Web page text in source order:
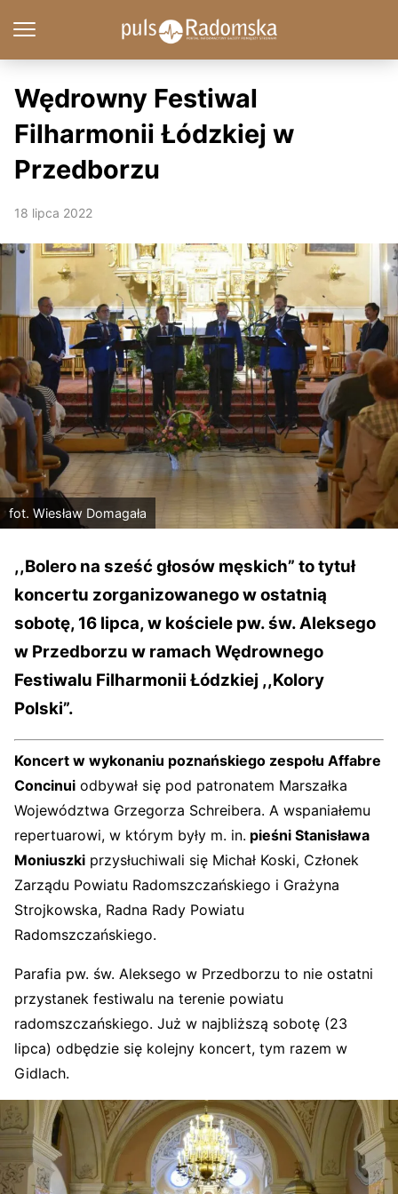
Wędrowny Festiwal
Filharmonii Łódzkiej w
Przedborzu
18 lipca 2022
fot. Wiesław Domagała
,,Bolero na sześć głosów męskich” to tytuł
koncertu zorganizowanego w ostatnią
sobotę, 16 lipca, w kościele pw. św. Aleksego
w Przedborzu w ramach Wędrownego
Festiwalu Filharmonii Łódzkiej ,,Kolory
Polski”.
Koncert w wykonaniu poznańskiego zespołu Affabre
Concinui odbywał się pod patronatem Marszałka
Województwa Grzegorza Schreibera. A wspaniałemu
repertuarowi, w którym były m. in. pieśni Stanisława
Moniuszki przysłuchiwali się Michał Koski, Członek
Zarządu Powiatu Radomszczańskiego i Grażyna
Strojkowska, Radna Rady Powiatu
Radomszczańskiego.
Parafia pw. św. Aleksego w Przedborzu to nie ostatni
przystanek festiwalu na terenie powiatu
radomszczańskiego. Już w najbliższą sobotę (23
lipca) odbędzie się kolejny koncert, tym razem w
Gidlach.